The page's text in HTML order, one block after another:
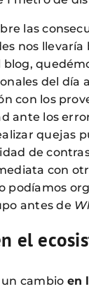
las
nos llevaría
blog,
del día
con los
ante los
quejas
de
con
podíamos
antes de
el
cambio en